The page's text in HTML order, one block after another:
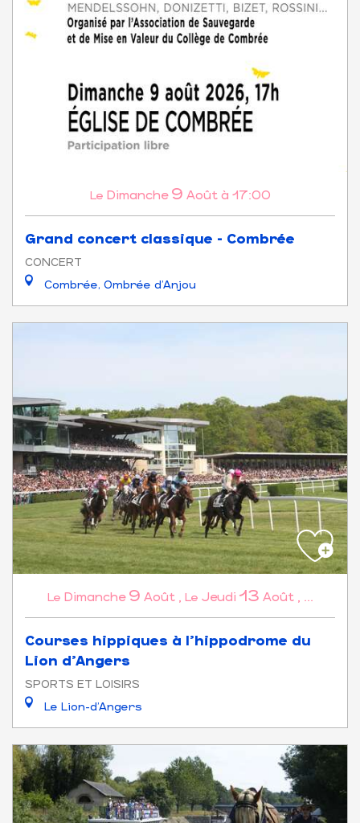
Le Dimanche 9 Août à 17:00
Grand concert classique - Combrée
CONCERT
Combrée, Ombrée d'Anjou
Le Dimanche 9 Août, Le Jeudi 13 Août, ...
Courses hippiques à l'hippodrome du
Lion d'Angers
SPORTS ET LOISIRS
Le Lion-d'Angers